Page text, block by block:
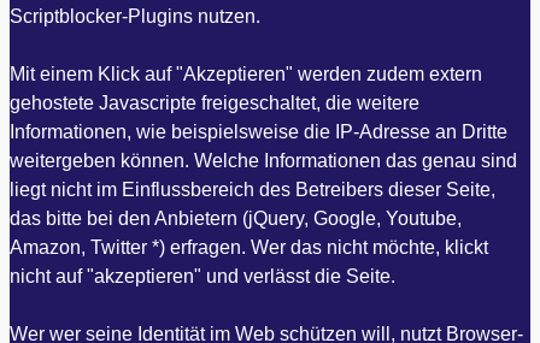
Scriptblocker-Plugins nutzen.
Mit einem Klick auf "Akzeptieren" werden zudem extern
gehostete Javascripte freigeschaltet, die weitere
Informationen, wie beispielsweise die IP-Adresse an Dritte
weitergeben können. Welche Informationen das genau sind
liegt nicht im Einflussbereich des Betreibers dieser Seite,
das bitte bei den Anbietern (jQuery, Google, Youtube,
Amazon, Twitter *) erfragen. Wer das nicht möchte, klickt
nicht auf "akzeptieren" und verlässt die Seite.
Wer wer seine Identität im Web schützen will, nutzt Browser-